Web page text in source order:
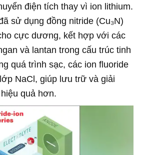
điện tích thay vì ion lithium.
sử dụng đồng nitride (Cu₃N)
cực dương, kết hợp với các
và lantan trong cấu trúc tinh
quá trình sạc, các ion fluoride
NaCl, giúp lưu trữ và giải
quả hơn.